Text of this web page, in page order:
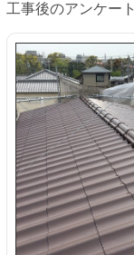
工事後のアンケー